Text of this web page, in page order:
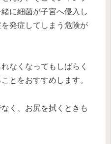
に細菌が子宮へ侵入し
発症してしまう危険が
なくなってもしばらく
とをおすすめします。
く、お尻を拭くときも